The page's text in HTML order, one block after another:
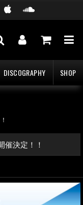
DISCOGRAPHY SHOP
催決定！！